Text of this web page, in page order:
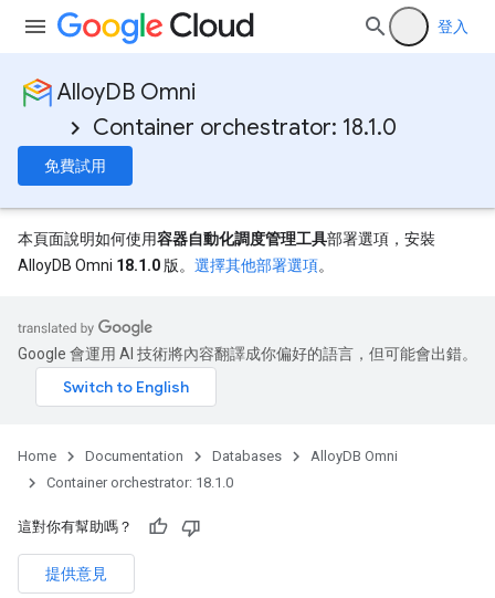
登入
AlloyDB Omni
Container orchestrator: 18.1.0
免費試用
本頁面說明如何使用容器自動化調度管理工具部署選項，安裝
AlloyDB Omni 18.1.0 版。 選擇其他部署選項。
Google 會運用 AI 技術將內容翻譯成你偏好的語言，但可能會出錯。
Home Documentation Databases
AlloyDB Omni
Container orchestrator: 18.1.0
這對你有幫助嗎？
提供意見